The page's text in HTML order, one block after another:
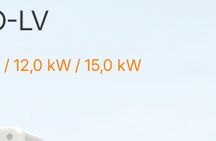
LV
12,0 kW / 15,0 kW